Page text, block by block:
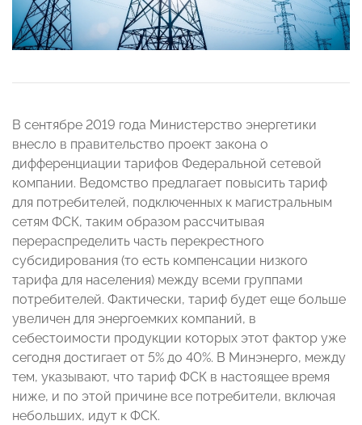
В сентябре 2019 года Министерство энергетики
внесло в правительство проект закона о
дифференциации тарифов Федеральной сетевой
компании. Ведомство предлагает повысить тариф
для потребителей, подключенных к магистральным
сетям ФСК, таким образом рассчитывая
перераспределить часть перекрестного
субсидирования (то есть компенсации низкого
тарифа для населения) между всеми группами
потребителей. Фактически, тариф будет еще больше
увеличен для энергоемких компаний, в
себестоимости продукции которых этот фактор уже
сегодня достигает от 5% до 40%. В Минэнерго, между
тем, указывают, что тариф ФСК в настоящее время
ниже, и по этой причине все потребители, включая
небольших, идут к ФСК.